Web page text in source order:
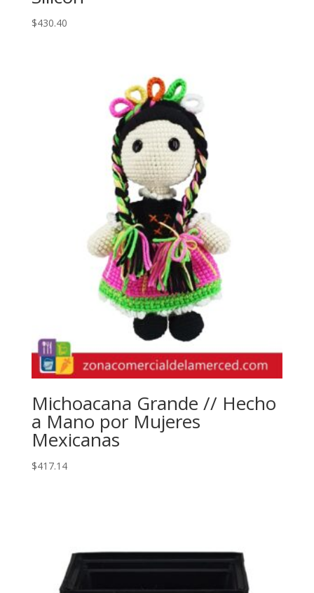
$430.40
Michoacana Grande // Hecho
a Mano por Mujeres
Mexicanas
$417.14